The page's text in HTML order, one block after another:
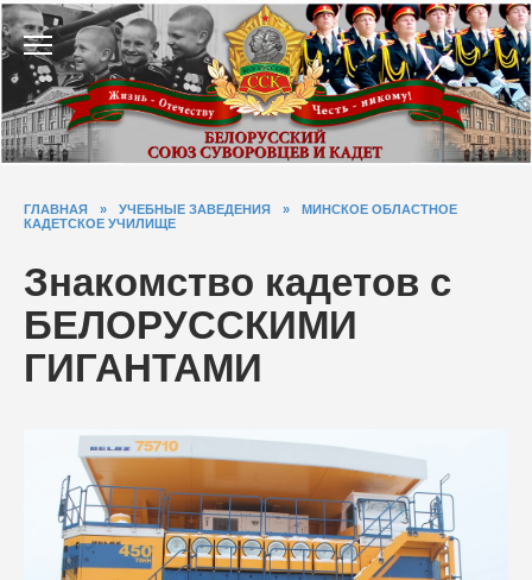
Перейти
к
содержанию
ГЛАВНАЯ » УЧЕБНЫЕ ЗАВЕДЕНИЯ »
МИНСКОЕ ОБЛАСТНОЕ
КАДЕТСКОЕ УЧИЛИЩЕ
Знакомство кадетов с
БЕЛОРУССКИМИ
ГИГАНТАМИ